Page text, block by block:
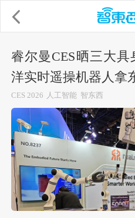
睿尔曼CES晒三大
洋实时遥操机器人拿
CES 2026 人工智能 智东西